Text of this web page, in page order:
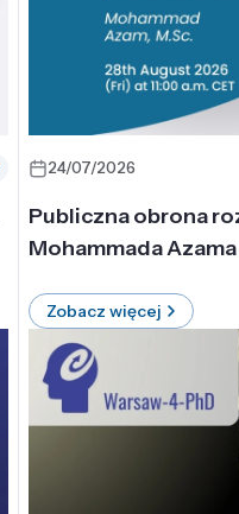
24/07/2026
Publiczna obrona
Mohammada Azama
Zobacz więcej